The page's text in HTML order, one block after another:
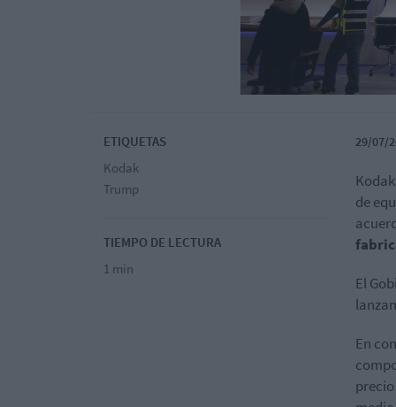
ETIQUETAS
Kodak
Trump
TIEMPO DE LECTURA
1 min
29/07/
de
El
En